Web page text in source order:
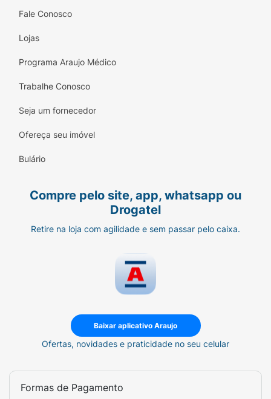
Fale Conosco
Lojas
Programa Araujo Médico
Trabalhe Conosco
Seja um fornecedor
Ofereça seu imóvel
Bulário
Compre pelo site, app, whatsapp ou
Drogatel
Retire na loja com agilidade e sem passar pelo caixa.
Baixar aplicativo Araujo
Ofertas, novidades e praticidade no seu celular
Formas de Pagamento